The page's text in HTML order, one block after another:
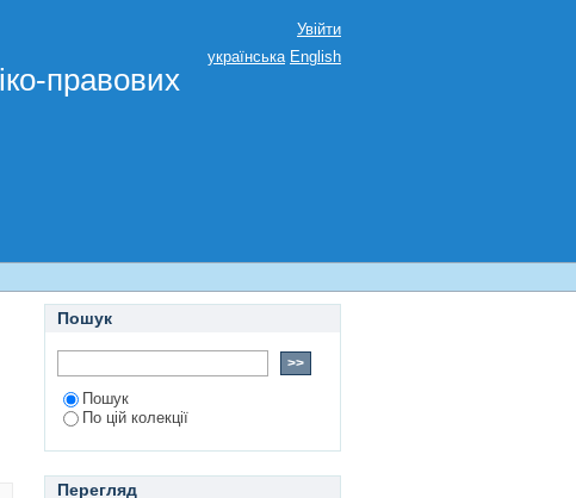
правових
Увійти
українська English
Пошук
Пошук
По цій колекції
Перегляд